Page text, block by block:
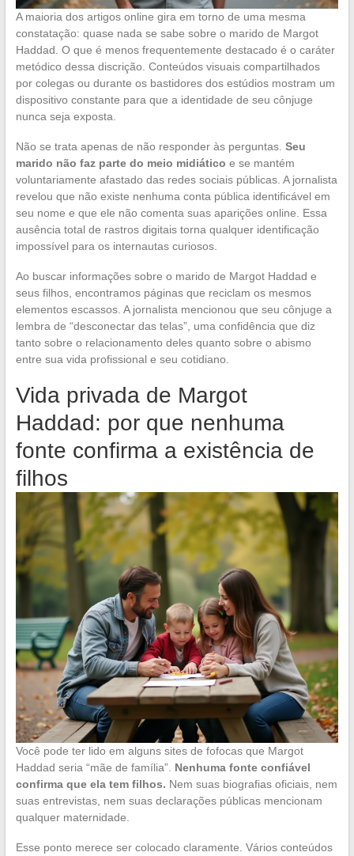
A maioria dos artigos online gira em torno de uma mesma
constatação: quase nada se sabe sobre o marido de Margot
Haddad. O que é menos frequentemente destacado é o caráter
metódico dessa discrição. Conteúdos visuais compartilhados
por colegas ou durante os bastidores dos estúdios mostram um
dispositivo constante para que a identidade de seu cônjuge
nunca seja exposta.
Não se trata apenas de não responder às perguntas. Seu
marido não faz parte do meio midiático e se mantém
voluntariamente afastado das redes sociais públicas. A jornalista
revelou que não existe nenhuma conta pública identificável em
seu nome e que ele não comenta suas aparições online. Essa
ausência total de rastros digitais torna qualquer identificação
impossível para os internautas curiosos.
Ao buscar informações sobre o marido de Margot Haddad e
seus filhos, encontramos páginas que reciclam os mesmos
elementos escassos. A jornalista mencionou que seu cônjuge a
lembra de “desconectar das telas”, uma confidência que diz
tanto sobre o relacionamento deles quanto sobre o abismo
entre sua vida profissional e seu cotidiano.
Vida privada de Margot
Haddad: por que nenhuma
fonte confirma a existência de
filhos
Você pode ter lido em alguns sites de fofocas que Margot
Haddad seria “mãe de família”. Nenhuma fonte confiável
confirma que ela tem filhos. Nem suas biografias oficiais, nem
suas entrevistas, nem suas declarações públicas mencionam
qualquer maternidade.
Esse ponto merece ser colocado claramente. Vários conteúdos